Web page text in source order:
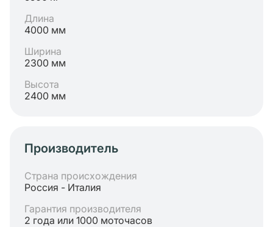
Длина
4000 мм
Ширина
2300 мм
Высота
2400 мм
Производитель
Страна происхождения
Россия - Италия
Гарантия производителя
2 года или 1000 моточасов